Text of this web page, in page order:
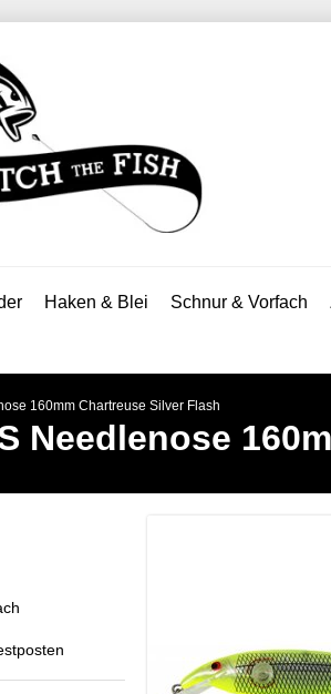
Haken & Blei Schnur & Vorfach
160mm Chartreuse Silver Flash
Needlenose